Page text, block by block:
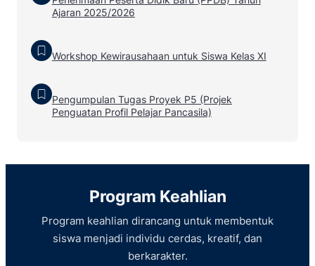
Ajaran 2025/2026
Workshop Kewirausahaan untuk Siswa Kelas XI
Pengumpulan Tugas Proyek P5 (Projek
Penguatan Profil Pelajar Pancasila)
Program Keahlian
Program keahlian dirancang untuk membentuk
siswa menjadi individu cerdas, kreatif, dan
berkarakter.